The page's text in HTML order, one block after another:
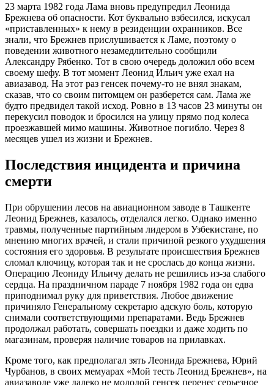
23 марта 1982 года Лама вновь предупредил Леонида
Брежнева об опасности. Кот буквально взбесился, искусал
«приставленных» к нему в резиденции охранников. Все
знали, что Брежнев прислушивается к Ламе, поэтому о
поведении животного незамедлительно сообщили
Александру Рябенко. Тот в свою очередь доложил обо всем
своему шефу. В тот момент Леонид Ильич уже ехал на
авиазавод. На этот раз генсек почему-то не внял знакам,
сказав, что со своим питомцем он разберется сам. Лама же
будто предвидел такой исход. Ровно в 13 часов 23 минуты он
перекусил поводок и бросился на улицу прямо под колеса
проезжавшей мимо машины. Животное погибло. Через 8
месяцев ушел из жизни и Брежнев.
Последствия инцидента и причина
смерти
При обрушении лесов на авиационном заводе в Ташкенте
Леонид Брежнев, казалось, отделался легко. Однако именно
травмы, полученные партийным лидером в Узбекистане, по
мнению многих врачей, и стали причиной резкого ухудшения
состояния его здоровья. В результате происшествия Брежнев
сломал ключицу, которая так и не срослась до конца жизни.
Операцию Леониду Ильичу делать не решились из-за слабого
сердца. На праздничном параде 7 ноября 1982 года он едва
приподнимал руку для приветствия. Любое движение
причиняло Генеральному секретарю адскую боль, которую
снимали соответствующими препаратами. Ведь Брежнев
продолжал работать, совершать поездки и даже ходить по
магазинам, проверяя наличие товаров на прилавках.
Кроме того, как предполагал зять Леонида Брежнева, Юрий
Чурбанов, в своих мемуарах «Мой тесть Леонид Брежнев», на
авиазаводе уже далеко не молодой генсек перенес серьезное